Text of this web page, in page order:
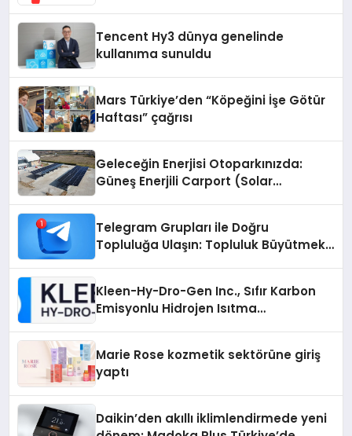
Tencent Hy3 dünya genelinde
kullanıma sunuldu
Mars Türkiye’den “Köpeğini İşe Götür
Haftası” çağrısı
Geleceğin Enerjisi Otoparkınızda:
Güneş Enerjili Carport (Solar
Telegram Grupları ile Doğru
Topluluğa Ulaşın: Topluluk Büyütmek
Kleen-Hy-Dro-Gen Inc., Sıfır Karbon
Emisyonlu Hidrojen Isıtma
Marie Rose kozmetik sektörüne giriş
yaptı
Daikin’den akıllı iklimlendirmede yeni